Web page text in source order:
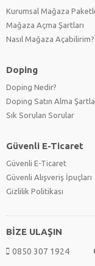
Kurumsal Mağaza
Mağaza Açma Şartları
Nasıl Mağaza Açabilirim?
Doping
Doping Nedir?
Doping Satın Alma
Sık Sorulan Sorular
Güvenli E-Ticaret
Güvenli E-Ticaret
Güvenli Alışveriş İpuçları
Gizlilik Politikası
BİZE ULAŞIN
0850 307 1924